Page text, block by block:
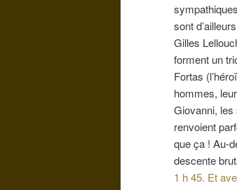
sont
Gilles
forment un
Fortas
hommes,
Giovanni, les
renvoient
que ça ! Au-
descente
1 h 45. Et